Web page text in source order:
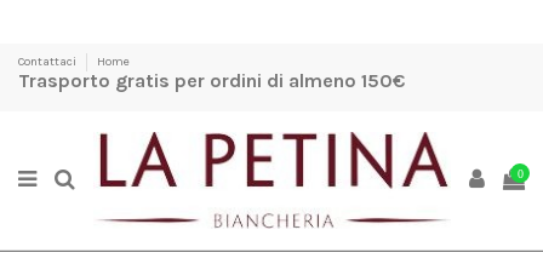
Contattaci Home
Trasporto gratis per ordini di almeno 150€
0